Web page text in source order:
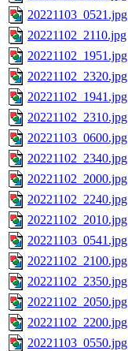
20221103_0521.jpg
20221102_2110.jpg
20221102_1951.jpg
20221102_2320.jpg
20221102_1941.jpg
20221102_2310.jpg
20221103_0600.jpg
20221102_2340.jpg
20221102_2000.jpg
20221102_2240.jpg
20221102_2010.jpg
20221103_0541.jpg
20221102_2100.jpg
20221102_2350.jpg
20221102_2050.jpg
20221102_2200.jpg
20221103_0550.jpg